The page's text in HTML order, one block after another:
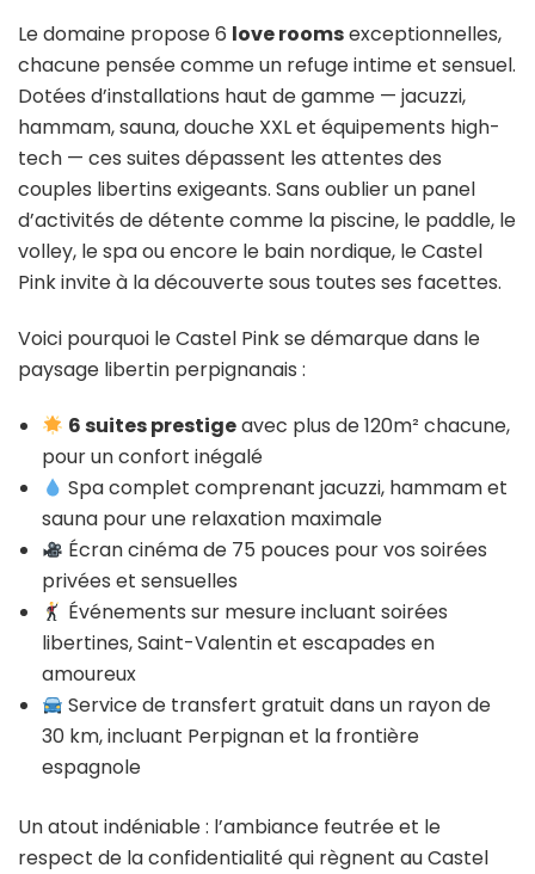
Le domaine propose 6 love roomsexceptionnelles,
chacune pensée comme un refuge intime et sensuel.
Dotées d’installations haut de gamme — jacuzzi,
hammam, sauna, douche XXL et équipements high-
tech — ces suites dépassent les attentes des
couples libertins exigeants. Sans oublier un panel
d’activités de détente comme la piscine, le paddle, le
volley, le spa ou encore le bain nordique, le Castel
Pink invite à la découverte sous toutes ses facettes.
Voici pourquoi le Castel Pink se démarque dans le
paysage libertin perpignanais :
6 suites prestigeavec plus de 120m² chacune,
pour un confort inégalé
Spa complet comprenant jacuzzi, hammam et
sauna pour une relaxation maximale
Écran cinéma de 75 pouces pour vos soirées
privées et sensuelles
Événements sur mesure incluant soirées
libertines, Saint-Valentin et escapades en
amoureux
Service de transfert gratuit dans un rayon de
30 km, incluant Perpignan et la frontière
espagnole
Un atout indéniable : l’ambiance feutrée et le
respect de la confidentialité qui règnent au Castel